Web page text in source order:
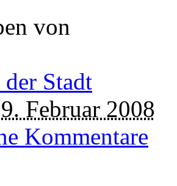
von
Stadt
Februar 2008
Kommentare